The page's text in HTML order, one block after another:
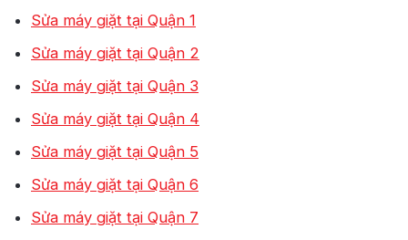
Sửa máy giặt tại Quận 1
Sửa máy giặt tại Quận 2
Sửa máy giặt tại Quận 3
Sửa máy giặt tại Quận 4
Sửa máy giặt tại Quận 5
Sửa máy giặt tại Quận 6
Sửa máy giặt tại Quận 7